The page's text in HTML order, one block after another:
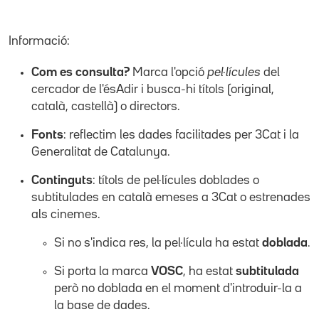
Informació:
Com es consulta? Marca l'opció pel·lícules del
cercador de l'ésAdir i busca-hi títols (original,
català, castellà) o directors.
Fonts: reflectim les dades facilitades per 3Cat i la
Generalitat de Catalunya.
Continguts: títols de pel·lícules doblades o
subtitulades en català emeses a 3Cat o estrenades
als cinemes.
Si no s'indica res, la pel·lícula ha estat doblada.
Si porta la marca VOSC, ha estat subtitulada
però no doblada en el moment d'introduir-la a
la base de dades.